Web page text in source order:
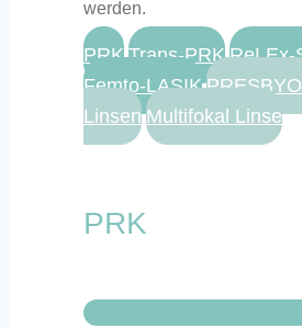
werden.
PRK Trans-PRK ReLEx-
Femto-LASIK
Linsen Multifokal Linse
PRK